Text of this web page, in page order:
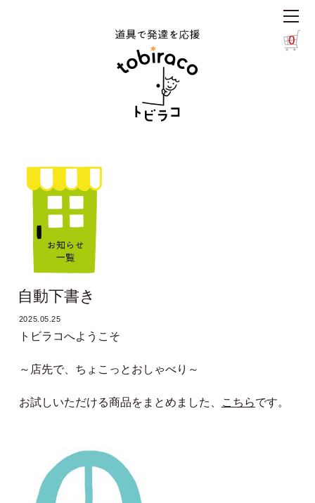
0
自動下書き
2025.05.25
トビラコへようこそ
～店先で、ちょこっとおしゃべり～
お試しいただける商品をまとめました、 こちらです。